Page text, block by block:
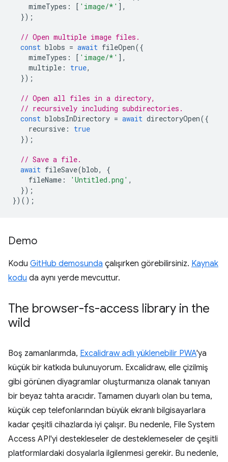
mimeTypes : [ 'image/*' ],
});
// Open multiple image files.
const blobs = await fileOpen({
mimeTypes : [ 'image/*' ],
multiple : true,
});
// Open all files in a directory,
// recursively including subdirectories.
const blobsInDirectory = await directoryOpen({
recursive :
true
});
// Save a file.
await fileSave(blob,
{
fileName : 'Untitled.png' ,
});
})();
Demo
Kodu GitHub demosunda çalışırken görebilirsiniz. Kaynak
kodu da aynı yerde mevcuttur.
The browser-fs-access library in the
wild
Boş zamanlarımda, Excalidraw adlı yüklenebilir PWA'ya
küçük bir katkıda bulunuyorum. Excalidraw, elle çizilmiş
gibi görünen diyagramlar oluşturmanıza olanak tanıyan
bir beyaz tahta aracıdır. Tamamen duyarlı olan bu tema,
küçük cep telefonlarından büyük ekranlı bilgisayarlara
kadar çeşitli cihazlarda iyi çalışır. Bu nedenle, File System
Access API'yi destekleseler de desteklemeseler de çeşitli
platformlardaki dosyalarla ilgilenmesi gerekir. Bu nedenle,